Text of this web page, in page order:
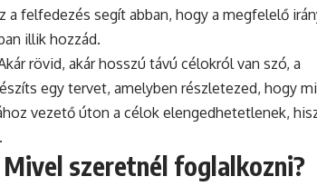
a felfedezés segít abban, hogy a megfelelő
illik hozzád.
rövid, akár hosszú távú célokról van szó, a
egy tervet, amelyben részletezed, hogy
vezető úton a célok elengedhetetlenek,
szeretnél foglalkozni?